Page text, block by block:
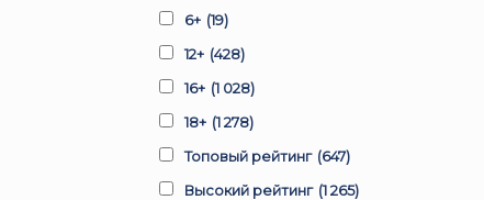
6+ (19)
12+ (428)
16+ (1 028)
18+ (1 278)
Топовый рейтинг (647)
Высокий рейтинг (1 265)